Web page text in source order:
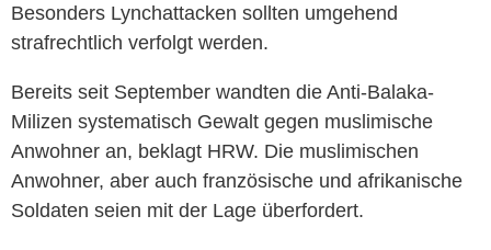
Besonders Lynchattacken sollten umgehend
strafrechtlich verfolgt werden.
Bereits seit September wandten die Anti-Balaka-
Milizen systematisch Gewalt gegen muslimische
Anwohner an, beklagt HRW. Die muslimischen
Anwohner, aber auch französische und afrikanische
Soldaten seien mit der Lage überfordert.